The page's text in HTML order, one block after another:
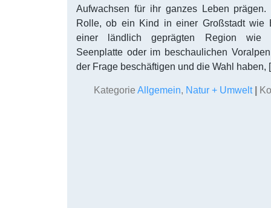
Aufwachsen für ihr ganzes Leben
Rolle, ob ein Kind in einer Großstadt wie
einer ländlich geprägten Region wie
Seenplatte oder im beschaulichen
der Frage beschäftigen und die Wahl
Kategorie Allgemein, Natur + Umwelt |